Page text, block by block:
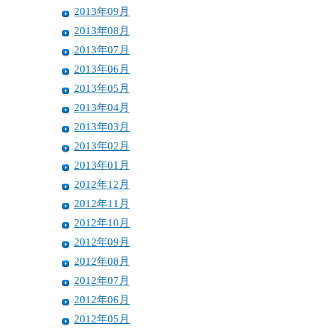
2013年09月
2013年08月
2013年07月
2013年06月
2013年05月
2013年04月
2013年03月
2013年02月
2013年01月
2012年12月
2012年11月
2012年10月
2012年09月
2012年08月
2012年07月
2012年06月
2012年05月